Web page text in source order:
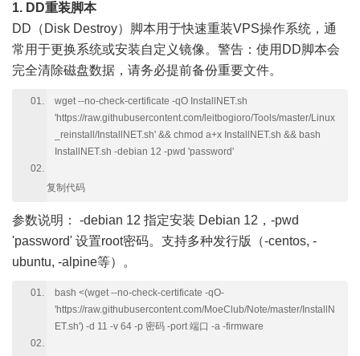
1. DD重装脚本
DD（Disk Destroy）脚本用于快速重装VPS操作系统，通
常用于更换系统或安装自定义镜像。警告：使用DD脚本会
完全清除磁盘数据，请务必提前备份重要文件。
wget --no-check-certificate -qO InstallNET.sh
'https://raw.githubusercontent.com/leitbogioro/Tools/master/Linux
_reinstall/InstallNET.sh' && chmod a+x InstallNET.sh && bash
InstallNET.sh -debian 12 -pwd 'password'
复制代码
参数说明：
-debian 12 指定安装 Debian 12，-pwd
'password' 设置root密码。支持多种发行版（-centos, -
ubuntu, -alpine等）。
bash <(wget --no-check-certificate -qO-
'https://raw.githubusercontent.com/MoeClub/Note/master/InstallN
ET.sh') -d 11 -v 64 -p 密码 -port 端口 -a -firmware